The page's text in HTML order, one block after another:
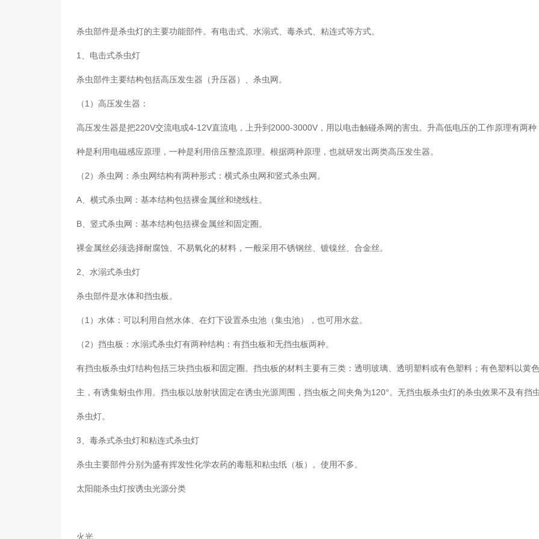
杀虫部件是杀虫灯的主要功能部件。有电击式、水溺式、毒杀式、粘连式等方式。
1、电击式杀虫灯
杀虫部件主要结构包括高压发生器（升压器）、杀虫网。
（1）高压发生器：
高压发生器是把220V交流电或4-12V直流电，上升到2000-3000V，用以电击触碰杀网的害虫。升高低电压的工作原理有两种
种是利用电磁感应原理，一种是利用倍压整流原理。根据两种原理，也就研发出两类高压发生器。
（2）杀虫网：杀虫网结构有两种形式：横式杀虫网和竖式杀虫网。
A、横式杀虫网：基本结构包括裸金属丝和绕线柱。
B、竖式杀虫网：基本结构包括裸金属丝和固定圈。
裸金属丝必须选择耐腐蚀、不易氧化的材料，一般采用不锈钢丝、镀镍丝、合金丝。
2、水溺式杀虫灯
杀虫部件是水体和挡虫板。
（1）水体：可以利用自然水体、在灯下设置杀虫池（集虫池），也可用水盆。
（2）挡虫板：水溺式杀虫灯有两种结构：有挡虫板和无挡虫板两种。
有挡虫板杀虫灯结构包括三块挡虫板和固定圈。挡虫板的材料主要有三类：透明玻璃、透明塑料或有色塑料；有色塑料以黄
主，有诱集蚜虫作用。挡虫板以放射状固定在诱虫光源周围，挡虫板之间夹角为120°。无挡虫板杀虫灯的杀虫效果不及有挡
杀虫灯。
3、毒杀式杀虫灯和粘连式杀虫灯
杀虫主要部件分别为盛有挥发性化学农药的毒瓶和粘虫纸（板）。使用不多。
太阳能杀虫灯按诱虫光源分类
火光